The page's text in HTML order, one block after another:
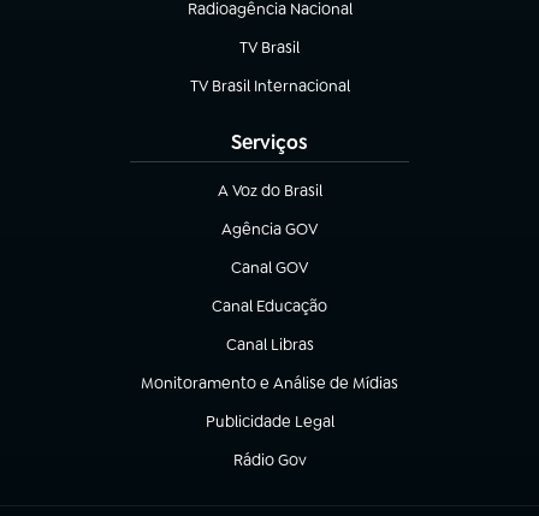
Radioagência Nacional
(abre em nova aba)
TV Brasil
(abre em nova aba)
TV Brasil Internacional
(abre em nova aba)
Serviços
A Voz do Brasil
(abre em nova aba)
Agência GOV
(abre em nova aba)
Canal GOV
(abre em nova aba)
Canal Educação
(abre em nova aba)
Canal Libras
(abre em nova aba)
Monitoramento e Análise de Mídias
(abre em nova aba)
Publicidade Legal
(abre em nova aba)
Rádio Gov
(abre em nova aba)